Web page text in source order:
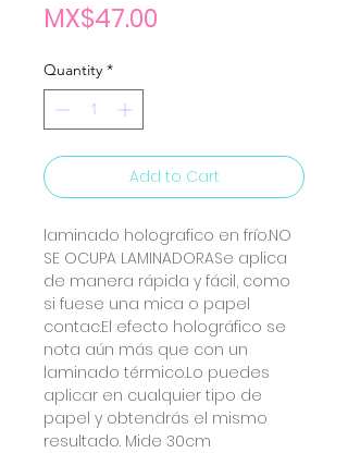
MX$47.00
Quantity *
Add to Cart
laminado holografico en frío.NO
SE OCUPA LAMINADORASe aplica
de manera rápida y fácil, como
si fuese una mica o papel
contac.El efecto holográfico se
nota aún más que con un
laminado térmico.Lo puedes
aplicar en cualquier tipo de
papel y obtendrás el mismo
resultado. Mide 30cm